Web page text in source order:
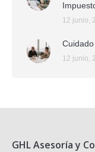
12 junio,
12 junio,
GHL Asesoría y